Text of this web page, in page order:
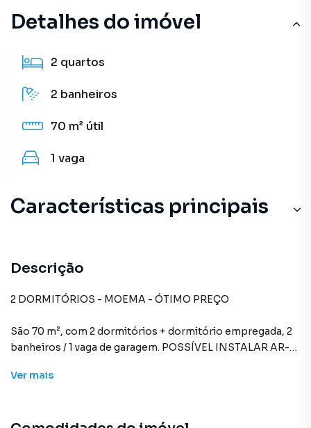
Detalhes do imóvel
2 quartos
2 banheiros
70 m² útil
1 vaga
Características principais
Circuito Interno TV
Portaria 24h
Descrição
2 DORMITÓRIOS - MOEMA - ÓTIMO PREÇO
São 70 m², com 2 dormitórios + dormitório empregada, 2
banheiros / 1 vaga de garagem. POSSÍVEL INSTALAR AR-
Ver mais